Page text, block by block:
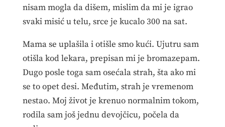
nisam mogla da dišem, mislim da mi je igrao
svaki misić u telu, srce je kucalo 300 na sat.
Mama se uplašila i otišle smo kući. Ujutru sam
otišla kod lekara, prepisan mi je bromazepam.
Dugo posle toga sam osećala strah, šta ako mi
se to opet desi. Međutim, strah je vremenom
nestao. Moj život je krenuo normalnim tokom,
rodila sam još jednu devojčicu, počela da